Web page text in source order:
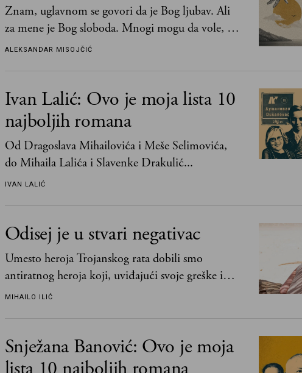
Znam, uglavnom se govori da je Bog ljubav. Ali
za mene je Bog sloboda. Mnogi mogu da vole, a
tek retki mogu da podnesu slobodu
ALEKSANDAR MISOJČIĆ
Ivan Lalić: Ovo je moja lista 10
najboljih romana
Od Dragoslava Mihailovića i Meše Selimovića,
do Mihaila Lalića i Slavenke Drakulić...
IVAN LALIĆ
Odisej je u stvari negativac
Umesto heroja Trojanskog rata dobili smo
antiratnog heroja koji, uviđajući svoje greške i
učeći na njima, shvata da postoje stvari koje su
MIHAILO ILIĆ
Snježana Banović: Ovo je moja